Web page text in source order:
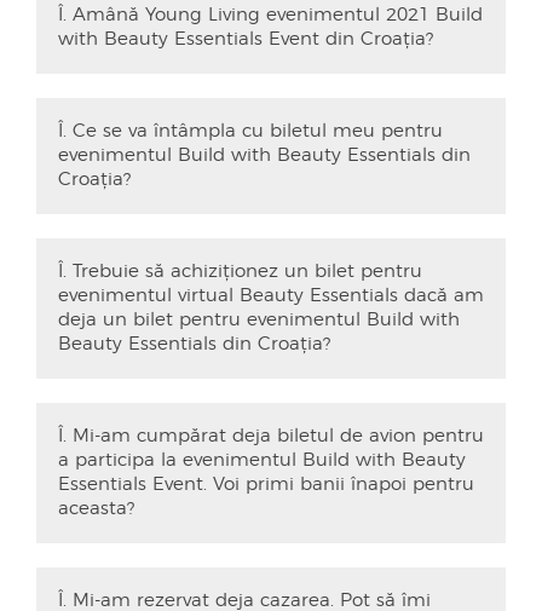
Î. Amână Young Living evenimentul 2021 Build
with Beauty Essentials Event din Croația?
Î. Ce se va întâmpla cu biletul meu pentru
evenimentul Build with Beauty Essentials din
Croația?
Î. Trebuie să achiziționez un bilet pentru
evenimentul virtual Beauty Essentials dacă am
deja un bilet pentru evenimentul Build with
Beauty Essentials din Croația?
Î. Mi-am cumpărat deja biletul de avion pentru
a participa la evenimentul Build with Beauty
Essentials Event. Voi primi banii înapoi pentru
aceasta?
Î. Mi-am rezervat deja cazarea. Pot să îmi